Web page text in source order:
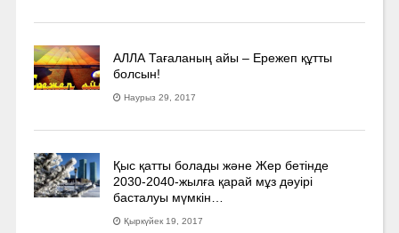
АЛЛА Тағаланың айы – Ережеп құтты
болсын!
Наурыз 29, 2017
Қыс қатты болады және Жер бетінде
2030-2040­-жылға қарай мұз дәуірі
басталуы мүмкін…
Қыркүйек 19, 2017